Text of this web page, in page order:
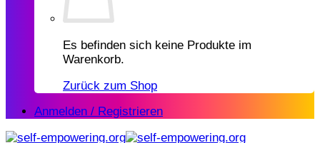
Es befinden sich keine Produkte im
Warenkorb.
Zurück zum Shop
Anmelden / Registrieren